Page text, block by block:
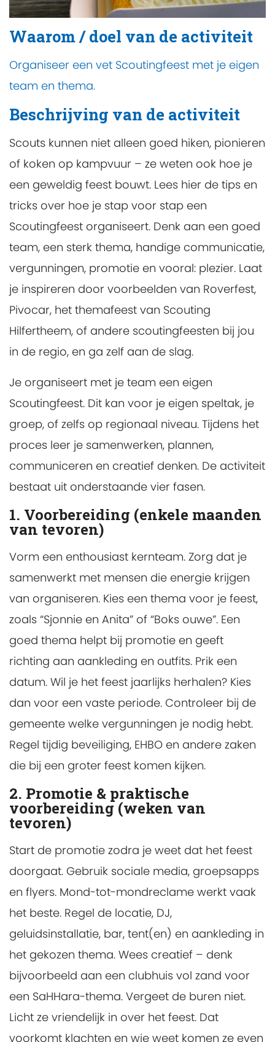
Waarom / doel van de activiteit
Organiseer een vet Scoutingfeest met je eigen
team en thema.
Beschrijving van de activiteit
Scouts kunnen niet alleen goed hiken, pionieren
of koken op kampvuur – ze weten ook hoe je
een geweldig feest bouwt. Lees hier de tips en
tricks over hoe je stap voor stap een
Scoutingfeest organiseert. Denk aan een goed
team, een sterk thema, handige communicatie,
vergunningen, promotie en vooral: plezier. Laat
je inspireren door voorbeelden van Roverfest,
Pivocar, het themafeest van Scouting
Hilfertheem, of andere scoutingfeesten bij jou
in de regio, en ga zelf aan de slag.
Je organiseert met je team een eigen
Scoutingfeest. Dit kan voor je eigen speltak, je
groep, of zelfs op regionaal niveau. Tijdens het
proces leer je samenwerken, plannen,
communiceren en creatief denken. De activiteit
bestaat uit onderstaande vier fasen.
1. Voorbereiding (enkele maanden
van tevoren)
Vorm een enthousiast kernteam. Zorg dat je
samenwerkt met mensen die energie krijgen
van organiseren. Kies een thema voor je feest,
zoals “Sjonnie en Anita” of “Boks ouwe”. Een
goed thema helpt bij promotie en geeft
richting aan aankleding en outfits. Prik een
datum. Wil je het feest jaarlijks herhalen? Kies
dan voor een vaste periode. Controleer bij de
gemeente welke vergunningen je nodig hebt.
Regel tijdig beveiliging, EHBO en andere zaken
die bij een groter feest komen kijken.
2. Promotie & praktische
voorbereiding (weken van
tevoren)
Start de promotie zodra je weet dat het feest
doorgaat. Gebruik sociale media, groepsapps
en flyers. Mond-tot-mondreclame werkt vaak
het beste. Regel de locatie, DJ,
geluidsinstallatie, bar, tent(en) en aankleding in
het gekozen thema. Wees creatief – denk
bijvoorbeeld aan een clubhuis vol zand voor
een SaHHara-thema. Vergeet de buren niet.
Licht ze vriendelijk in over het feest. Dat
voorkomt klachten en wie weet komen ze even